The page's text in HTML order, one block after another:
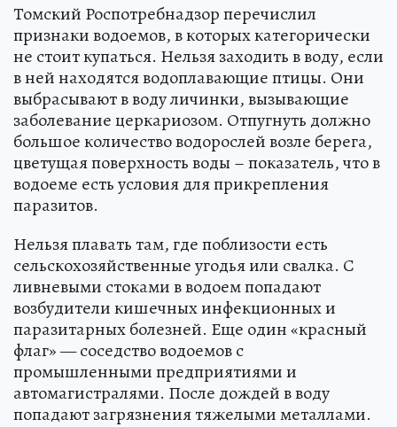
Томский Роспотребнадзор перечислил
признаки водоемов, в которых категорически
не стоит купаться. Нельзя заходить в воду, если
в ней находятся водоплавающие птицы. Они
выбрасывают в воду личинки, вызывающие
заболевание церкариозом. Отпугнуть должно
большое количество водорослей возле берега,
цветущая поверхность воды – показатель, что в
водоеме есть условия для прикрепления
паразитов.
Нельзя плавать там, где поблизости есть
сельскохозяйственные угодья или свалка. С
ливневыми стоками в водоем попадают
возбудители кишечных инфекционных и
паразитарных болезней. Еще один «красный
флаг» — соседство водоемов с
промышленными предприятиями и
автомагистралями. После дождей в воду
попадают загрязнения тяжелыми металлами.